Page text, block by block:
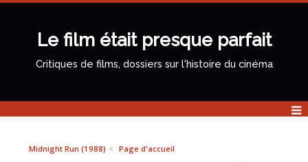
Le film était presque parfait
Critiques de films, dossiers sur l'histoire du cinéma
Midnight Run (1988)
Page d'accueil